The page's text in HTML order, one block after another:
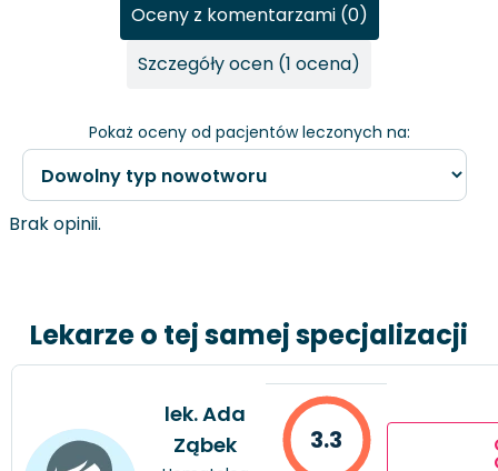
Pokaż oceny od pacjentów leczonych na:
Oceny z komentarzami (0)
Szczegóły ocen (1 ocena)
Brak opinii.
Lekarze o tej samej specjalizacji
lek. Ada
Ząbek
3.3